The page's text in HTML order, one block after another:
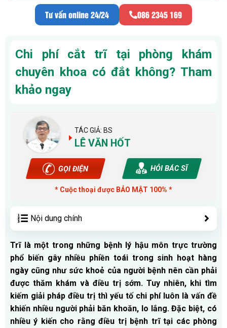
Tư vấn online 24/24 086 2345 169
Chi phí cắt trĩ tại phòng khám
chuyên khoa có đắt không? Tham
khảo ngay
TÁC GIẢ: BS
LÊ VĂN HỐT
GỌI ĐIỆN HỎI BÁC SĨ
* Cuộc thoại được BẢO MẬT 100% *
Nội dung chính
Trĩ là một trong những bệnh lý hậu môn trực trường
phổ biến gây nhiều phiền toái trong sinh hoạt hàng
ngày cũng như sức khoẻ của người bệnh nên cần phải
được thăm khám và điều trị sớm. Tuy nhiên, khi tìm
kiếm giải pháp điều trị thì yếu tố chi phí luôn là vấn đề
khiến nhiều người phải băn khoăn, lo lắng. Đặc biệt, có
nhiều ý kiến cho rằng điều trị bệnh trĩ tại các phòng